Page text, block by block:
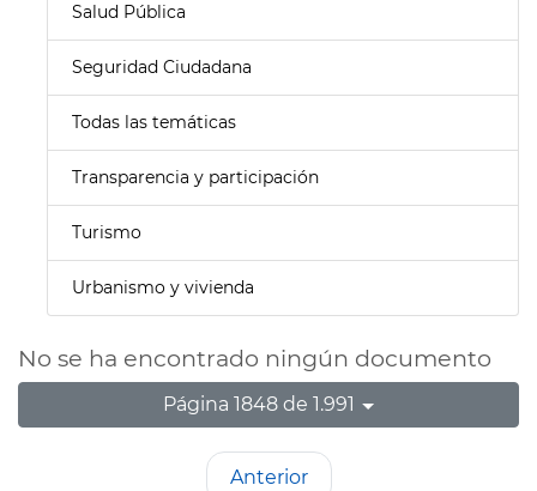
Salud Pública
Seguridad Ciudadana
Todas las temáticas
Transparencia y participación
Turismo
Urbanismo y vivienda
No se ha encontrado ningún documento
Página 1848 de 1.991
Anterior